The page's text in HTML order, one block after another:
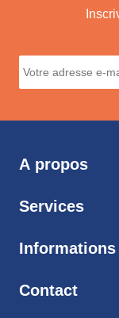
A propos
Services
Contact